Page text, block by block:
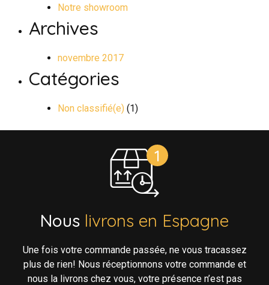
Notre showroom
Archives
novembre 2017
Catégories
Non classifié(e) (1)
Nous livrons en Espagne
Une fois votre commande passée, ne vous tracassez
plus de rien! Nous réceptionnons votre commande et
nous la livrons chez vous, votre présence n’est pas